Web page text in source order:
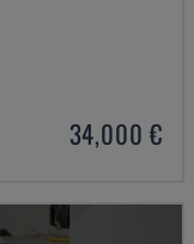
34,000 €